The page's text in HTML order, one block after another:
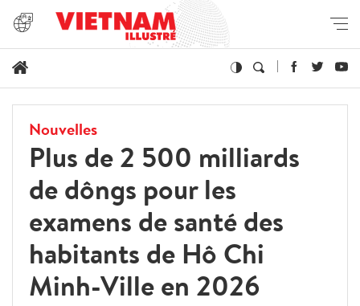
Nouvelles
Plus de 2 500 milliards
de dôngs pour les
examens de santé des
habitants de Hô Chi
Minh-Ville en 2026